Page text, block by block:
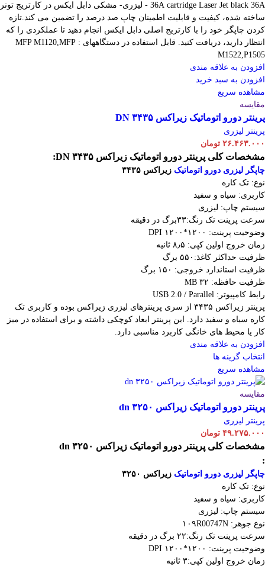
36A cartridge Laser
Jet black 36A - لیزری- مشکی دابل ایکس در کارتریج تونر
ساخته شده، کیفیت و قابلیت اطمینان چاپ صد درصد را تضمین می کند.تازه
کردن چاپگر خود را با کارتریج اصلی دابل ایکس انجام دهید تا عملکردی را که
انتظار دارید، دریافت کنید. قابل استفاده در دستگاههای : MFP M1120,MFP
M1522,P1505
افزودن به علاقه مندی
افزودن به سبد خرید
مشاهده سریع
مقایسه
پرینتر دورو اتوماتیک زیراکس DN ۳۴۳۵
پرینتر لیزری
۲۶.۴۶۳.۰۰۰ تومان
مشخصات کلی پرینتر دورو اتوماتیک زیراکس DN ۳۴۳۵:
چاپگر لیزری دورو اتوماتیک زیراکس ۳۴۳۵
نوع: تک کاره
کاربری: سیاه و سفید
سیستم چاپ: لیزری
سرعت پرینت تک رنگ:۳۳برگ در دقیقه
وضوحیت پرینت: ۱۲۰۰*۱۲۰۰ DPI
زمان خروج اولین کپی: ۸٫۵ ثانیه
ظرفیت حداکثر کاغذ:۵۵۰ برگ
ظرفیت استاندارد خروجی: ۱۵۰ برگ
ظرفیت حافظه: ۳۲ MB
رابط کامپیوتر: USB 2.0 / Parallel
پرینتر زیراکس ۳۴۳۵ از سری پرینترهای لیزری زیراکس بوده و کاربری تک
کاره سیاه و سفید دارد. این پرینتر ابعاد کوچکی داشته و برای استفاده در میز
کار یا محیط های خانگی کاربرد مناسبی دارد.
افزودن به علاقه مندی
انتخاب گزینه ها
مشاهده سریع
مقایسه
پرینتر دورو اتوماتیک زیراکس dn ۳۲۵۰
پرینتر لیزری
۴۹.۲۷۵.۰۰۰ تومان
مشخصات کلی پرینتر دورو اتوماتیک زیراکس dn ۳۲۵۰
:
چاپگر لیزری دورو اتوماتیک زیراکس ۳۲۵۰
نوع: تک کاره
کاربری: سیاه و سفید
سیستم چاپ: لیزری
نوع جوهر: ۱۰۹R00747N
سرعت پرینت تک رنگ:۲۲ برگ در دقیقه
وضوحیت پرینت: ۱۲۰۰*۱۲۰۰ DPI
زمان خروج اولین کپی:۳ ثانیه